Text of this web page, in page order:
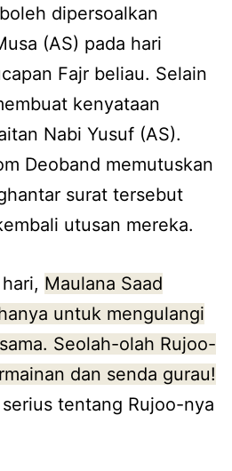
dipersoalkan
(AS) pada hari
Fajr beliau. Selain
kenyataan
Nabi Yusuf (AS).
Deoband memutuskan
surat tersebut
utusan mereka.
Maulana Saad
untuk mengulangi
Seolah-olah Rujoo-
dan senda gurau!
tentang Rujoo-nya